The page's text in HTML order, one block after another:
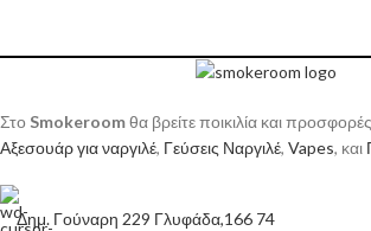
Στο Smokeroomθα βρείτε ποικιλία και
Αξεσουάρ για ναργιλέ, Γεύσεις Ναργιλέ, Vapes, και
Δημ. Γούναρη 229 Γλυφάδα,166 74